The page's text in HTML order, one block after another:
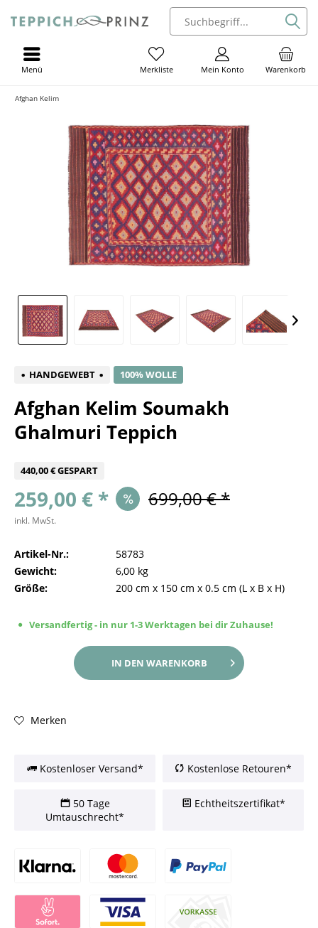
Warenkorb
Mein Konto
Merkliste
Menü
Afghan Kelim
HANDGEWEBT 100% WOLLE
Afghan Kelim Soumakh
Ghalmuri Teppich
440,00 € GESPART
259,00 € * 699,00 € *
inkl. MwSt.
Artikel-Nr.:
58783
Gewicht:
6,00 kg
Größe:
200 cm x 150 cm x 0.5 cm (L x B x H)
Versandfertig - in nur 1-3 Werktagen bei dir Zuhause!
IN DEN WARENKORB
Merken
Kostenloser Versand* Kostenlose Retouren*
50 Tage
Umtauschrecht*
Echtheitszertifikat*